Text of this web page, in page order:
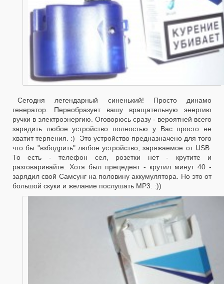
Сегодня легендарный синенький! Просто динамо
генератор. Переобразует вашу вращательную энергию
ручки в электроэнергию. Оговорюсь сразу - вероятней всего
зарядить любое устройство полностью у Вас просто не
хватит терпения. :) Это устройство предназначено для того
что бы "взбодрить" любое устройство, заряжаемое от USB.
То есть - телефон сел, розетки нет - крутите и
разговаривайте. Хотя был прецедент - крутил минут 40 -
зарядил свой Самсунг на половину аккумулятора. Но это от
большой скуки и желание послушать MP3. :))